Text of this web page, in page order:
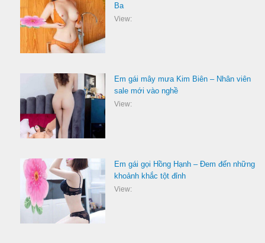
Ba
View:
Em gái mây mưa Kim Biên – Nhân viên
sale mới vào nghề
View:
Em gái gọi Hồng Hạnh – Đem đến những
khoảnh khắc tột đỉnh
View: